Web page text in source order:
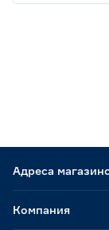
Адреса
Компания